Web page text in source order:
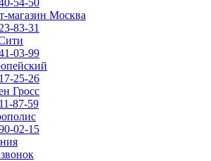
54-50
магазин Москва
83-31
03-99
25-26
Гросс
87-59
02-15